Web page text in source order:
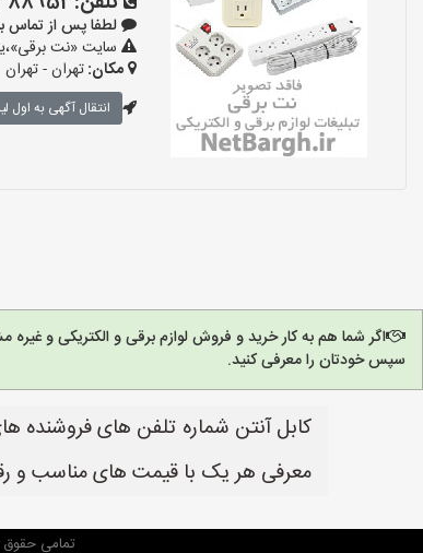
لطفا پس از تماس با
سایت «نت
مکان:تهران - تهران
انتقال آگهی به اول
اگر شما هم به کار خرید و فروش لوازم برقی و الکتریکی و
سپس خودتان را معرفی کنید.
کابل آنتن شماره تلفن های فروشنده
معرفی هر یک با قیمت های مناسب و
تمامی حقوق